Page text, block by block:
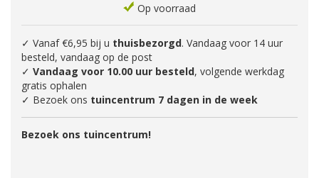
Op voorraad
✓ Vanaf €6,95 bij u thuisbezorgd. Vandaag voor 14 uur
besteld, vandaag op de post
✓ Vandaag voor 10.00 uur besteld, volgende werkdag
gratis ophalen
✓ Bezoek ons tuincentrum 7 dagen in de week
Bezoek ons tuincentrum!